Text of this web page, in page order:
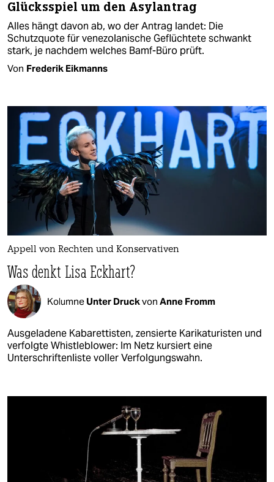
Glücksspiel um den Asylantrag
Alles hängt davon ab, wo der Antrag landet: Die
Schutzquote für venezolanische Geflüchtete schwankt
stark, je nachdem welches Bamf-Büro prüft.
Von Frederik Eikmanns
Appell von Rechten und Konservativen
Was denkt Lisa Eckhart?
Kolumne Unter Druckvon Anne Fromm
Ausgeladene Kabarettisten, zensierte Karikaturisten und
verfolgte Whistleblower: Im Netz kursiert eine
Unterschriftenliste voller Verfolgungswahn.